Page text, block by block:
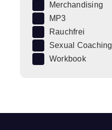
Merchandising
MP3
Rauchfrei
Sexual Coaching
Workbook